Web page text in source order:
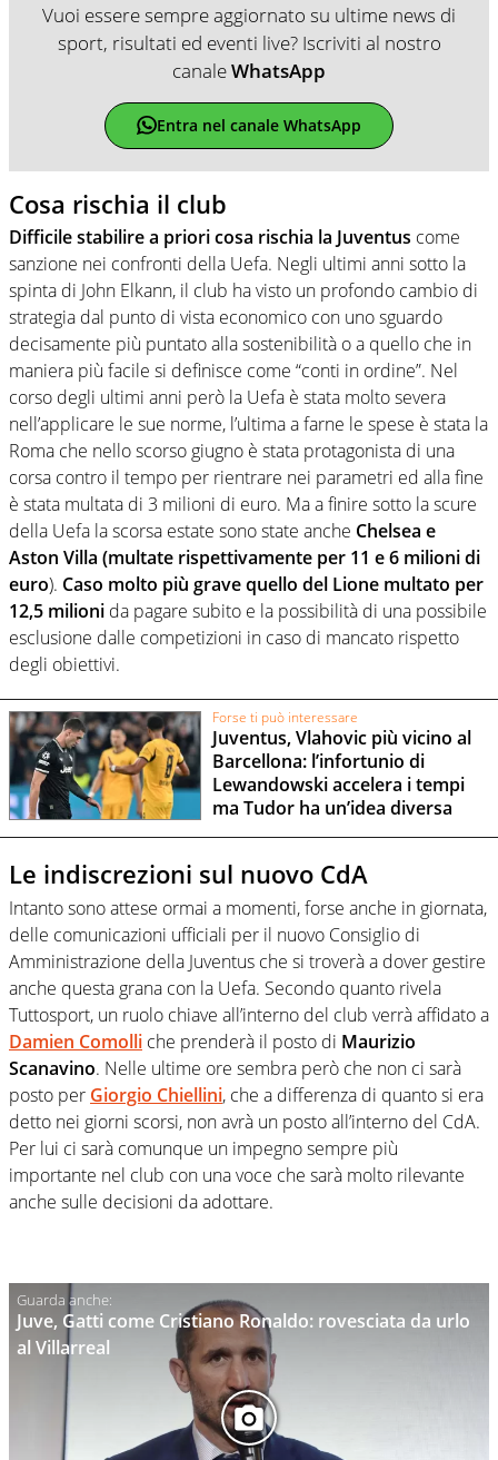
Vuoi essere sempre aggiornato su ultime news di
sport, risultati ed eventi live? Iscriviti al nostro
canaleWhatsApp
Entra nel canale WhatsApp
Cosa rischia il club
Difficile stabilire a priori cosa rischia la Juventus come
sanzione nei confronti della Uefa. Negli ultimi anni sotto la
spinta di John Elkann, il club ha visto un profondo cambio di
strategia dal punto di vista economico con uno sguardo
decisamente più puntato alla sostenibilità o a quello che in
maniera più facile si definisce come “conti in ordine”. Nel
corso degli ultimi anni però la Uefa è stata molto severa
nell’applicare le sue norme, l’ultima a farne le spese è stata la
Roma che nello scorso giugno è stata protagonista di una
corsa contro il tempo per rientrare nei parametri ed alla fine
è stata multata di 3 milioni di euro. Ma a finire sotto la scure
della Uefa la scorsa estate sono state anche Chelsea e
Aston Villa (multate rispettivamente per 11 e 6 milioni di
euro). Caso molto più grave quello del Lione multato per
12,5 milioni da pagare subito e la possibilità di una possibile
esclusione dalle competizioni in caso di mancato rispetto
degli obiettivi.
Forse ti può interessare
Juventus, Vlahovic più vicino al
Barcellona: l’infortunio di
Lewandowski accelera i tempi
ma Tudor ha un’idea diversa
Le indiscrezioni sul nuovo CdA
Intanto sono attese ormai a momenti, forse anche in giornata,
delle comunicazioni ufficiali per il nuovo Consiglio di
Amministrazione della Juventus che si troverà a dover gestire
anche questa grana con la Uefa. Secondo quanto rivela
Tuttosport, un ruolo chiave all’interno del club verrà affidato a
Damien Comolli che prenderà il posto di Maurizio
Scanavino. Nelle ultime ore sembra però che non ci sarà
posto per Giorgio Chiellini, che a differenza di quanto si era
detto nei giorni scorsi, non avrà un posto all’interno del CdA.
Per lui ci sarà comunque un impegno sempre più
importante nel club con una voce che sarà molto rilevante
anche sulle decisioni da adottare.
Juve, Gatti come Cristiano Ronaldo: rovesciata da urlo
al Villarreal